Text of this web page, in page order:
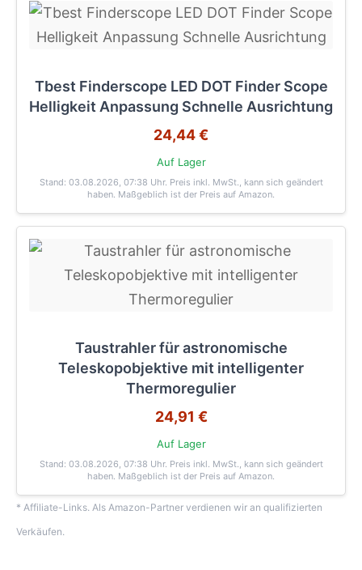
Tbest Finderscope LED DOT Finder Scope
Helligkeit Anpassung Schnelle Ausrichtung
24,44 €
Auf Lager
Stand: 03.08.2026, 07:38 Uhr. Preis inkl. MwSt., kann sich geändert
haben. Maßgeblich ist der Preis auf Amazon.
Taustrahler für astronomische
Teleskopobjektive mit intelligenter
Thermoregulier
24,91 €
Auf Lager
Stand: 03.08.2026, 07:38 Uhr. Preis inkl. MwSt., kann sich geändert
haben. Maßgeblich ist der Preis auf Amazon.
* Affiliate-Links. Als Amazon-Partner verdienen wir an qualifizierten
Verkäufen.